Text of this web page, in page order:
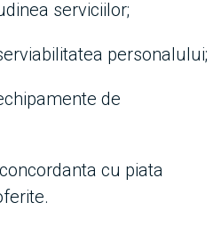
serviciilor;
personalului;
de
cu piata